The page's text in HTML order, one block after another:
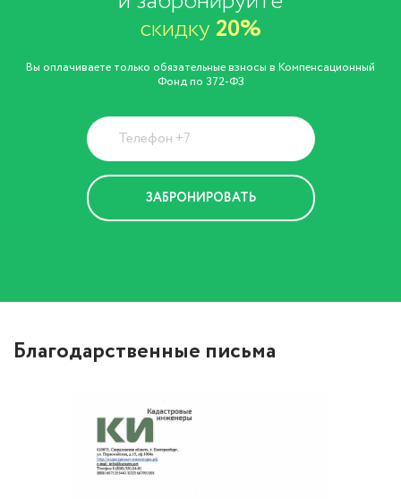
скидку 20%
Вы оплачиваете только обязательные взносы в Компенсационный
Фонд по 372-ФЗ
Благодарственные письма